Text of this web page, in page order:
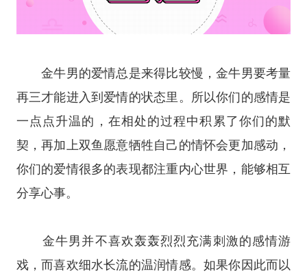
金牛男的爱情总是来得比较慢，金牛男要考量
再三才能进入到爱情的状态里。所以你们的感情是
一点点升温的，在相处的过程中积累了你们的默
契，再加上双鱼愿意牺牲自己的情怀会更加感动，
你们的爱情很多的表现都注重内心世界，能够相互
分享心事。
金牛男并不喜欢轰轰烈烈充满刺激的感情游
戏，而喜欢细水长流的温润情感。如果你因此而以